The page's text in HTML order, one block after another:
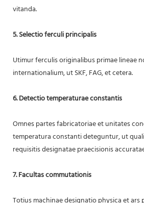
vitanda.
5. Selectio ferculi principalis
Utimur ferculis originalibus primae lineae
internationalium, ut SKF, FAG, et cetera.
6. Detectio temperaturae constantis
Omnes partes fabricatoriae et unitates
temperatura constanti deteguntur, ut
requisitis designatae praecisionis
7. Facultas commutationis
Totius machinae designatio physica et